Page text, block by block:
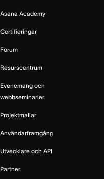
Asana Academy
Certifieringar
Forum
Resurscentrum
Evenemang och
webbseminarier
Projektmallar
Användarframgång
Utvecklare och API
Partner